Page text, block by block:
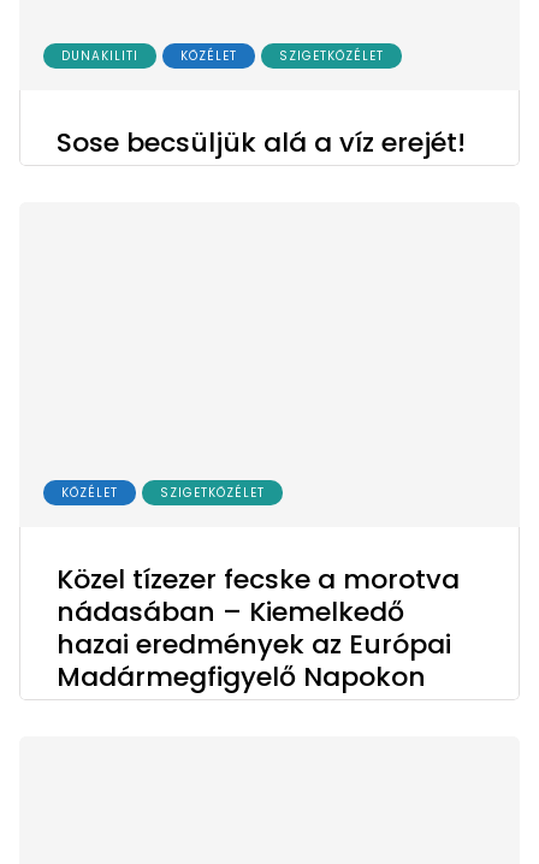
DUNAKILITI KÖZÉLET SZIGETKÖZÉLET
Sose becsüljük alá a víz erejét!
KÖZÉLET SZIGETKÖZÉLET
Közel tízezer fecske a morotva
nádasában – Kiemelkedő
hazai eredmények az Európai
Madármegfigyelő Napokon